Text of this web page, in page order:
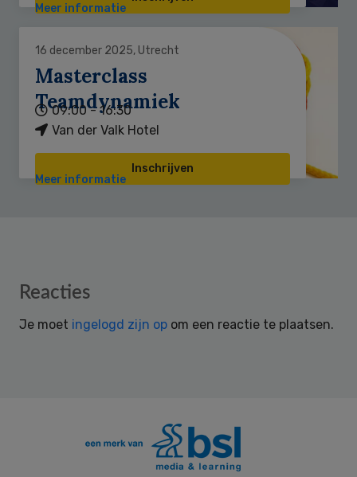
Meer informatie
16 december 2025, Utrecht
Masterclass
Teamdynamiek
09:00 - 16:30
Van der Valk Hotel
Inschrijven
Meer informatie
Reader
Reacties
Je moet ingelogd zijn op om een reactie te plaatsen.